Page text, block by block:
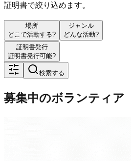
証明書で絞り込めます。
場所
どこで活動する?
ジャンル
どんな活動?
証明書発行
証明書発行可能?
検索する
募集中のボランティア